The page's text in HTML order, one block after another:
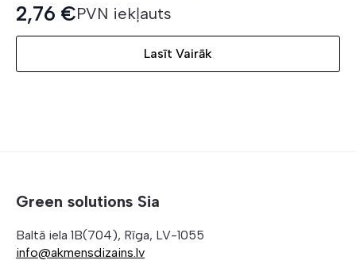
2,76 €PVN iekļauts
Lasīt Vairāk
Green solutions Sia
Baltā iela 1B(704), Rīga, LV-1055
info@akmensdizains.lv